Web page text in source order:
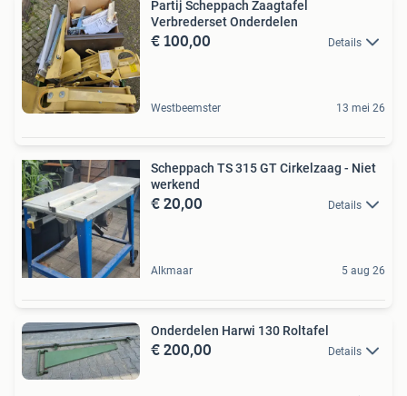
Partij Scheppach Zaagtafel
Verbrederset Onderdelen
€ 100,00 Details
Westbeemster 13 mei 26
Scheppach TS 315 GT Cirkelzaag - Niet
werkend
€ 20,00 Details
Alkmaar 5 aug 26
Onderdelen Harwi 130 Roltafel
€ 200,00 Details